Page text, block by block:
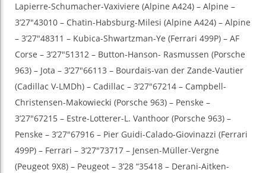
Lapierre-Schumacher-Vaxiviere (Alpine A424) – Alpine –
3’27″43010 – Chatin-Habsburg-Milesi (Alpine A424) – Alpine
– 3’27″48311 – Kubica-Shwartzman-Ye (Ferrari 499P) – AF
Corse – 3’27″51312 – Button-Hanson- Rasmussen (Porsche
963) – Jota – 3’27″66113 – Bourdais-van der Zande-Vautier
(Cadillac V-LMDh) – Cadillac – 3’27″67214 – Campbell-
Christensen-Makowiecki (Porsche 963) – Penske –
3’27″67215 – Estre-Lotterer-L. Vanthoor (Porsche 963) –
Penske – 3’27″67916 – Pier Guidi-Calado-Giovinazzi (Ferrari
499P) – Ferrari – 3’27″73717 – Jensen-Müller-Vergne
(Peugeot 9X8) – Peugeot – 3’28 “35418 – Derani-Aitken-